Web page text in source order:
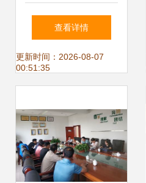
京市新技术新产品
（服务）证书 技术
可
查看详情
更新时间：2026-08-07
00:51:35